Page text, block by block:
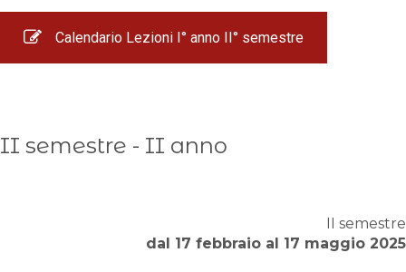
Calendario Lezioni I° anno II° semestre
II semestre - II anno
II semestre
dal 17 febbraio al 17 maggio 2025